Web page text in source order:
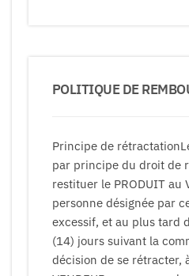
POLITIQUE DE
Principe de
par principe du droit de
restituer le PRODUIT au
personne désignée par
excessif, et au plus tard
(14) jours suivant la
décision de se rétracter,